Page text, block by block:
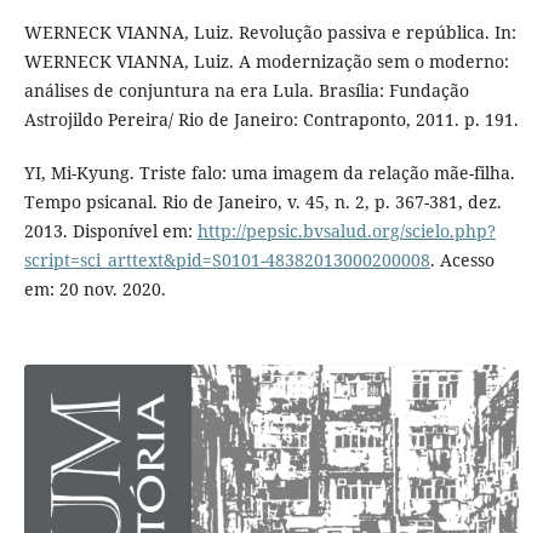
WERNECK VIANNA, Luiz. Revolução passiva e república. In:
WERNECK VIANNA, Luiz. A modernização sem o moderno:
análises de conjuntura na era Lula. Brasília: Fundação
Astrojildo Pereira/ Rio de Janeiro: Contraponto, 2011. p. 191.
YI, Mi-Kyung. Triste falo: uma imagem da relação mãe-filha.
Tempo psicanal. Rio de Janeiro, v. 45, n. 2, p. 367-381, dez.
2013. Disponível em: http://pepsic.bvsalud.org/scielo.php?
script=sci_arttext&pid=S0101-48382013000200008. Acesso
em: 20 nov. 2020.